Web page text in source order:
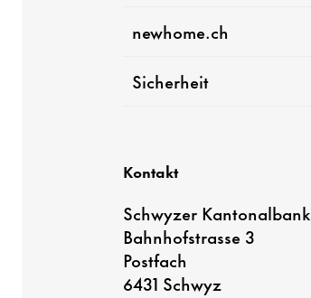
newhome.ch
Sicherheit
Kontakt
Schwyzer Kantonalbank
Bahnhofstrasse 3
Postfach
6431 Schwyz